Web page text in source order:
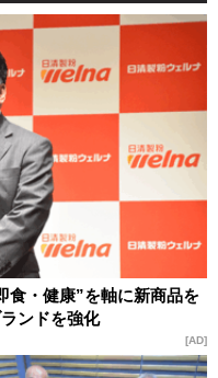
食・健康”を軸に新商品を
ンドを強化
AD